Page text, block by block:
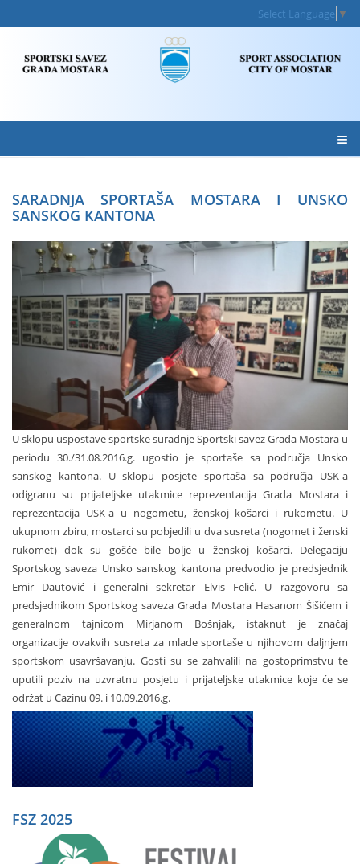
Select Language ▼
≡
SARADNJA SPORTAŠA MOSTARA I UNSKO
SANSKOG KANTONA
U sklopu uspostave sportske suradnje Sportski savez Grada Mostara u
periodu 30./31.08.2016.g. ugostio je sportaše sa područja Unsko
sanskog kantona. U sklopu posjete sportaša sa područja USK-a
odigranu su prijateljske utakmice reprezentacija Grada Mostara i
reprezentacija USK-a u nogometu, ženskoj košarci i rukometu. U
ukupnom zbiru, mostarci su pobjedili u dva susreta (nogomet i ženski
rukomet) dok su gošće bile bolje u ženskoj košarci. Delegaciju
Sportskog saveza Unsko sanskog kantona predvodio je predsjednik
Emir Dautović i generalni sekretar Elvis Felić. U razgovoru sa
predsjednikom Sportskog saveza Grada Mostara Hasanom Šišićem i
generalnom tajnicom Mirjanom Bošnjak, istaknut je značaj
organizacije ovakvih susreta za mlade sportaše u njihovom daljnjem
sportskom usavršavanju. Gosti su se zahvalili na gostoprimstvu te
uputili poziv na uzvratnu posjetu i prijateljske utakmice koje će se
održat u Cazinu 09. i 10.09.2016.g.
FSZ 2025